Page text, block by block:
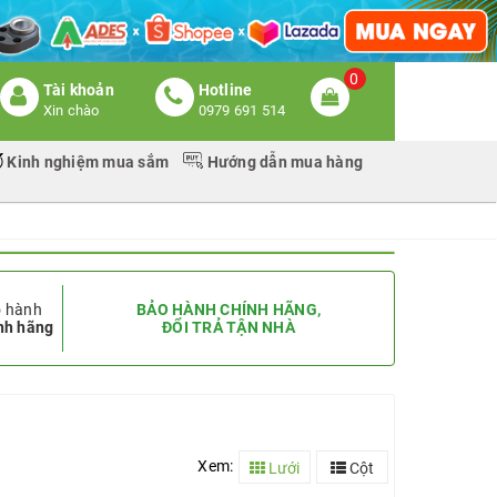
Tài khoản
Xin chào
Hotline
0979 691 514
0
Kinh nghiệm mua sắm Hướng dẫn mua hàng
hành
hãng
BẢO HÀNH CHÍNH HÃNG,
ĐỔI TRẢ TẬN NHÀ
Xem: Lưới Cột